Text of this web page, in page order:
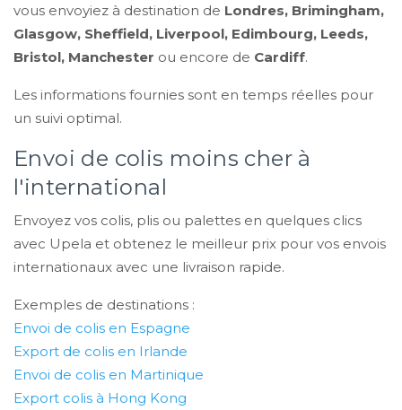
vous envoyiez à destination de Londres, Brimingham,
Glasgow, Sheffield, Liverpool, Edimbourg, Leeds,
Bristol, Manchester ou encore de Cardiff.
Les informations fournies sont en temps réelles pour
un suivi optimal.
Envoi de colis moins cher à
l'international
Envoyez vos colis, plis ou palettes en quelques clics
avec Upela et obtenez le meilleur prix pour vos envois
internationaux avec une livraison rapide.
Exemples de destinations :
Envoi de colis en Espagne
Export de colis en Irlande
Envoi de colis en Martinique
Export colis à Hong Kong